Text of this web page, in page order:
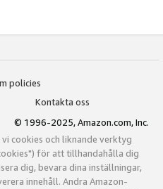
policies
Kontakta oss
© 1996-2025, Amazon.com, Inc.
cookies och liknande verktyg
för att tillhandahålla dig
dig, bevara dina inställningar,
innehåll. Andra Amazon-